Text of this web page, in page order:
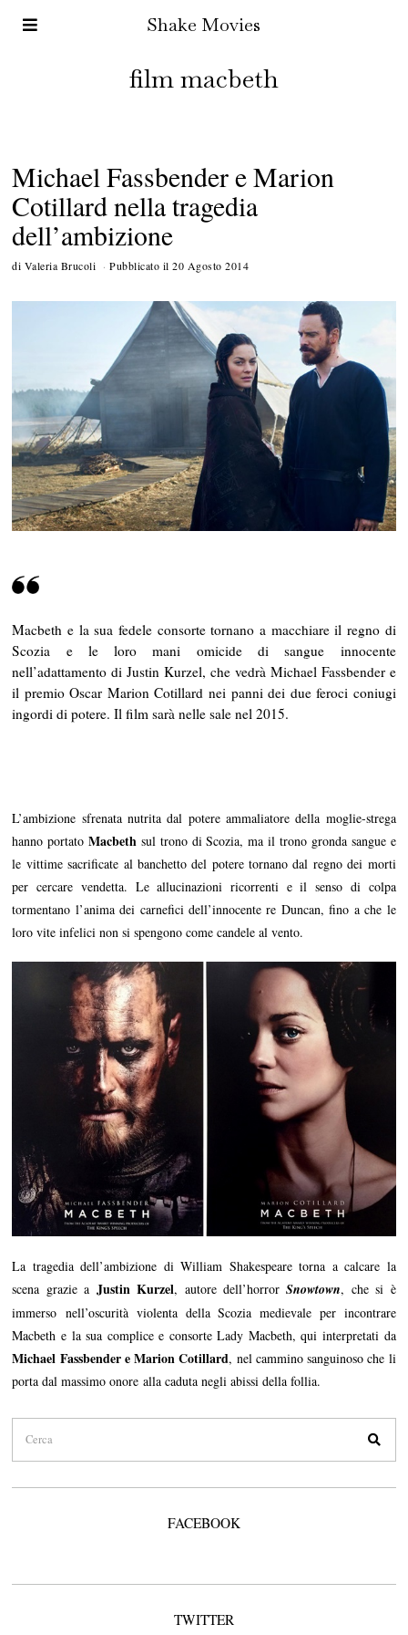
Shake Movies
film macbeth
Michael Fassbender e Marion
Cotillard nella tragedia
dell’ambizione
di Valeria Brucoli Pubblicato il 20 Agosto 2014
v
m
b
r
e
2
0
1
Macbeth e la sua fedele consorte tornano a macchiare il regno di
Scozia e le loro mani omicide di sangue innocente
nell’adattamento di Justin Kurzel, che vedrà Michael Fassbender e
il premio Oscar Marion Cotillard nei panni dei due feroci coniugi
ingordi di potere. Il film sarà nelle sale nel 2015.
L’ambizione sfrenata nutrita dal potere ammaliatore della moglie-strega
hanno portatoMacbeth sul trono di Scozia, ma il trono gronda sangue e
le vittime sacrificate al banchetto del potere tornano dal regno dei morti
per cercare vendetta. Le allucinazioni ricorrenti e il senso di colpa
tormentano l’anima dei carnefici dell’innocente re Duncan, fino a che le
loro vite infelici non si spengono come candele al vento.
La tragedia dell’ambizione di William Shakespeare torna a calcare la
scena grazie a Justin Kurzel, autore dell’horrorSnowtown, che si è
immerso nell’oscurità violenta della Scozia medievale per incontrare
Macbeth e la sua complice e consorte Lady Macbeth, qui interpretati da
Michael Fassbender e Marion Cotillard, nel cammino sanguinoso che li
porta dal massimo onore alla caduta negli abissi della follia.
FACEBOOK
TWITTER